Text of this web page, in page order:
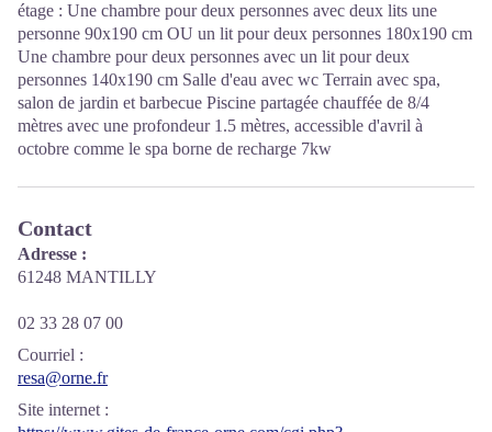
étage : Une chambre pour deux personnes avec deux lits une
personne 90x190 cm OU un lit pour deux personnes 180x190 cm
Une chambre pour deux personnes avec un lit pour deux
personnes 140x190 cm Salle d'eau avec wc Terrain avec spa,
salon de jardin et barbecue Piscine partagée chauffée de 8/4
mètres avec une profondeur 1.5 mètres, accessible d'avril à
octobre comme le spa borne de recharge 7kw
Contact
Adresse :
61248 MANTILLY
02 33 28 07 00
Courriel :
resa@orne.fr
Site internet :